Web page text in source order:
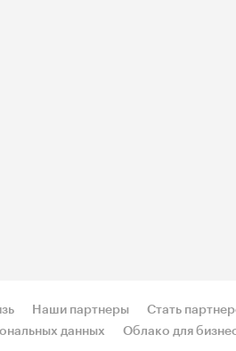
Наши партнеры Стать
данных
Облако для